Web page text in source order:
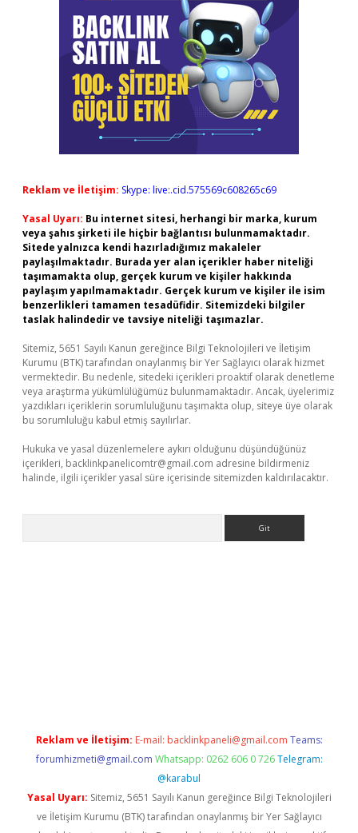
Reklam ve İletişim: Skype: live:.cid.575569c608265c69
Yasal Uyarı: Bu internet sitesi, herhangi bir marka, kurum
veya şahıs şirketi ile hiçbir bağlantısı bulunmamaktadır.
Sitede yalnızca kendi hazırladığımız makaleler
paylaşılmaktadır. Burada yer alan içerikler haber niteliği
taşımamakta olup, gerçek kurum ve kişiler hakkında
paylaşım yapılmamaktadır. Gerçek kurum ve kişiler ile isim
benzerlikleri tamamen tesadüfidir. Sitemizdeki bilgiler
taslak halindedir ve tavsiye niteliği taşımazlar.
Sitemiz, 5651 Sayılı Kanun gereğince Bilgi Teknolojileri ve İletişim
Kurumu (BTK) tarafından onaylanmış bir Yer Sağlayıcı olarak hizmet
vermektedir. Bu nedenle, sitedeki içerikleri proaktif olarak denetleme
veya araştırma yükümlülüğümüz bulunmamaktadır. Ancak, üyelerimiz
yazdıkları içeriklerin sorumluluğunu taşımakta olup, siteye üye olarak
bu sorumluluğu kabul etmiş sayılırlar.
Hukuka ve yasal düzenlemelere aykırı olduğunu düşündüğünüz
içerikleri, backlinkpanelicomtr@gmail.com adresine bildirmeniz
halinde, ilgili içerikler yasal süre içerisinde sitemizden kaldırılacaktır.
Reklam ve İletişim: E-mail: backlinkpaneli@gmail.com Teams:
forumhizmeti@gmail.com Whatsapp: 0262 606 0 726 Telegram:
@karabul
Yasal Uyarı: Sitemiz, 5651 Sayılı Kanun gereğince Bilgi Teknolojileri
ve İletişim Kurumu (BTK) tarafından onaylanmış bir Yer Sağlayıcı